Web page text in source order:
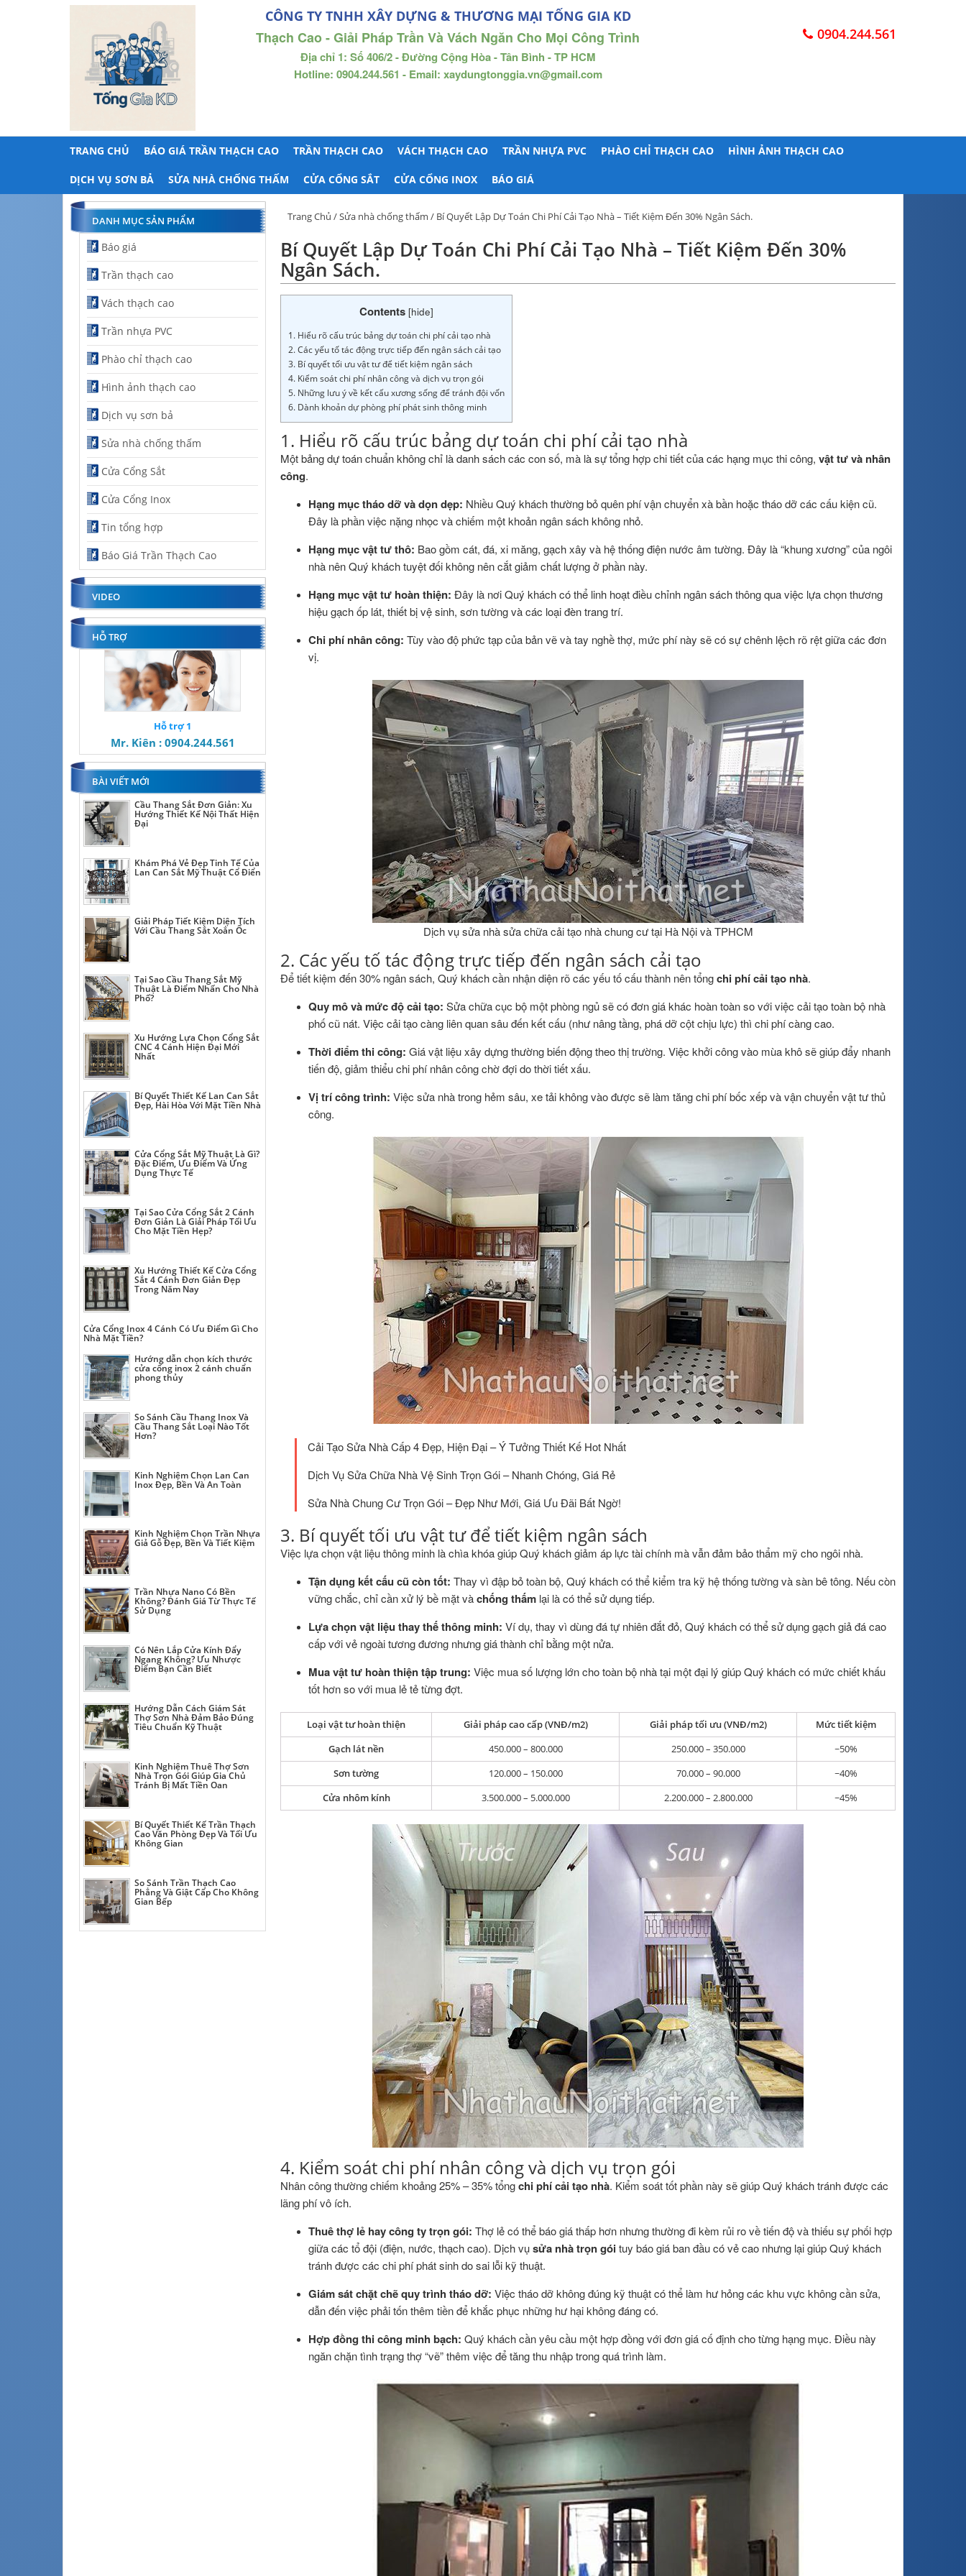
CÔNG TY TNHH XÂY DỰNG & THƯƠNG MẠI TỐNG GIA KD
Thạch Cao - Giải Pháp Trần Và Vách Ngăn Cho Mọi Công Trình
Địa chỉ 1: Số 406/2 - Đường Cộng Hòa - Tân Bình - TP HCM
Hotline: 0904.244.561 - Email: xaydungtonggia.vn@gmail.com
0904.244.561
TRANG CHỦ BÁO GIÁ TRẦN THẠCH CAO TRẦN THẠCH CAO VÁCH THẠCH CAO TRẦN NHỰA PVC PHÀO CHỈ THẠCH CAO HÌNH ẢNH THẠCH CAO
DỊCH VỤ SƠN BẢ SỬA NHÀ CHỐNG THẤM CỬA CỔNG SẮT CỬA CỔNG INOX BÁO GIÁ
Trang Chủ /Sửa nhà chống thấm / Bí Quyết Lập Dự Toán Chi Phí Cải Tạo Nhà – Tiết Kiệm Đến 30% Ngân Sách.
Bí Quyết Lập Dự Toán Chi Phí Cải Tạo Nhà – Tiết Kiệm Đến 30%
Ngân Sách.
Contents [hide]
1. Hiểu rõ cấu trúc bảng dự toán chi phí cải tạo nhà
2. Các yếu tố tác động trực tiếp đến ngân sách cải tạo
3. Bí quyết tối ưu vật tư để tiết kiệm ngân sách
4. Kiểm soát chi phí nhân công và dịch vụ trọn gói
5. Những lưu ý về kết cấu xương sống để tránh đội vốn
6. Dành khoản dự phòng phí phát sinh thông minh
1. Hiểu rõ cấu trúc bảng dự toán chi phí cải tạo nhà
Một bảng dự toán chuẩn không chỉ là danh sách các con số, mà là sự tổng hợp chi tiết của các hạng mục thi công, vật tư và nhân
công.
Hạng mục tháo dỡ và dọn dẹp: Nhiều Quý khách thường bỏ quên phí vận chuyển xà bần hoặc tháo dỡ các cấu kiện cũ.
Đây là phần việc nặng nhọc và chiếm một khoản ngân sách không nhỏ.
Hạng mục vật tư thô: Bao gồm cát, đá, xi măng, gạch xây và hệ thống điện nước âm tường. Đây là “khung xương” của ngôi
nhà nên Quý khách tuyệt đối không nên cắt giảm chất lượng ở phần này.
Hạng mục vật tư hoàn thiện: Đây là nơi Quý khách có thể linh hoạt điều chỉnh ngân sách thông qua việc lựa chọn thương
hiệu gạch ốp lát, thiết bị vệ sinh, sơn tường và các loại đèn trang trí.
Chi phí nhân công: Tùy vào độ phức tạp của bản vẽ và tay nghề thợ, mức phí này sẽ có sự chênh lệch rõ rệt giữa các đơn
vị.
Dịch vụ sửa nhà sửa chữa cải tạo nhà chung cư tại Hà Nội và TPHCM
2. Các yếu tố tác động trực tiếp đến ngân sách cải tạo
Để tiết kiệm đến 30% ngân sách, Quý khách cần nhận diện rõ các yếu tố cấu thành nên tổngchi phí cải tạo nhà.
Quy mô và mức độ cải tạo: Sửa chữa cục bộ một phòng ngủ sẽ có đơn giá khác hoàn toàn so với việc cải tạo toàn bộ nhà
phố cũ nát. Việc cải tạo càng liên quan sâu đến kết cấu (như nâng tầng, phá dỡ cột chịu lực) thì chi phí càng cao.
Thời điểm thi công: Giá vật liệu xây dựng thường biến động theo thị trường. Việc khởi công vào mùa khô sẽ giúp đẩy nhanh
tiến độ, giảm thiểu chi phí nhân công chờ đợi do thời tiết xấu.
Vị trí công trình: Việc sửa nhà trong hẻm sâu, xe tải không vào được sẽ làm tăng chi phí bốc xếp và vận chuyển vật tư thủ
công.
Cải Tạo Sửa Nhà Cấp 4 Đẹp, Hiện Đại – Ý Tưởng Thiết Kế Hot Nhất
Dịch Vụ Sửa Chữa Nhà Vệ Sinh Trọn Gói – Nhanh Chóng, Giá Rẻ
Sửa Nhà Chung Cư Trọn Gói – Đẹp Như Mới, Giá Ưu Đãi Bất Ngờ!
3. Bí quyết tối ưu vật tư để tiết kiệm ngân sách
Việc lựa chọn vật liệu thông minh là chìa khóa giúp Quý khách giảm áp lực tài chính mà vẫn đảm bảo thẩm mỹ cho ngôi nhà.
Tận dụng kết cấu cũ còn tốt: Thay vì đập bỏ toàn bộ, Quý khách có thể kiểm tra kỹ hệ thống tường và sàn bê tông. Nếu còn
vững chắc, chỉ cần xử lý bề mặt vàchống thấm lại là có thể sử dụng tiếp.
Lựa chọn vật liệu thay thế thông minh: Ví dụ, thay vì dùng đá tự nhiên đắt đỏ, Quý khách có thể sử dụng gạch giả đá cao
cấp với vẻ ngoài tương đương nhưng giá thành chỉ bằng một nửa.
Mua vật tư hoàn thiện tập trung: Việc mua số lượng lớn cho toàn bộ nhà tại một đại lý giúp Quý khách có mức chiết khấu
tốt hơn so với mua lẻ tẻ từng đợt.
Loại vật tư hoàn thiện Giải pháp cao cấp (VNĐ/m2) Giải pháp tối ưu (VNĐ/m2)
Mức tiết kiệm
Gạch lát nền
450.000 – 800.000 250.000 – 350.000
~50%
Sơn tường
120.000 – 150.000 70.000 – 90.000
~40%
Cửa nhôm kính
3.500.000 – 5.000.000 2.200.000 – 2.800.000 ~45%
4. Kiểm soát chi phí nhân công và dịch vụ trọn gói
Nhân công thường chiếm khoảng 25% – 35% tổngchi phí cải tạo nhà. Kiểm soát tốt phần này sẽ giúp Quý khách tránh được các
lãng phí vô ích.
Thuê thợ lẻ hay công ty trọn gói: Thợ lẻ có thể báo giá thấp hơn nhưng thường đi kèm rủi ro về tiến độ và thiếu sự phối hợp
giữa các tổ đội (điện, nước, thạch cao). Dịch vụsửa nhà trọn góituy báo giá ban đầu có vẻ cao nhưng lại giúp Quý khách
tránh được các chi phí phát sinh do sai lỗi kỹ thuật.
Giám sát chặt chẽ quy trình tháo dỡ: Việc tháo dỡ không đúng kỹ thuật có thể làm hư hỏng các khu vực không cần sửa,
dẫn đến việc phải tốn thêm tiền để khắc phục những hư hại không đáng có.
Hợp đồng thi công minh bạch: Quý khách cần yêu cầu một hợp đồng với đơn giá cố định cho từng hạng mục. Điều này
ngăn chặn tình trạng thợ “vẽ” thêm việc để tăng thu nhập trong quá trình làm.
DANH MỤC SẢN PHẨM
Báo giá
Trần thạch cao
Vách thạch cao
Trần nhựa PVC
Phào chỉ thạch cao
Hình ảnh thạch cao
Dịch vụ sơn bả
Sửa nhà chống thấm
Cửa Cổng Sắt
Cửa Cổng Inox
Tin tổng hợp
Báo Giá Trần Thạch Cao
VIDEO
HỖ TRỢ
Hỗ trợ 1
Mr. Kiên : 0904.244.561
BÀI VIẾT MỚI
Cầu Thang Sắt Đơn Giản: Xu
Hướng Thiết Kế Nội Thất Hiện
Đại
Khám Phá Vẻ Đẹp Tinh Tế Của
Lan Can Sắt Mỹ Thuật Cổ Điển
Giải Pháp Tiết Kiệm Diện Tích
Với Cầu Thang Sắt Xoắn Ốc
Tại Sao Cầu Thang Sắt Mỹ
Thuật Là Điểm Nhấn Cho Nhà
Phố?
Xu Hướng Lựa Chọn Cổng Sắt
CNC 4 Cánh Hiện Đại Mới
Nhất
Bí Quyết Thiết Kế Lan Can Sắt
Đẹp, Hài Hòa Với Mặt Tiền Nhà
Cửa Cổng Sắt Mỹ Thuật Là Gì?
Đặc Điểm, Ưu Điểm Và Ứng
Dụng Thực Tế
Tại Sao Cửa Cổng Sắt 2 Cánh
Đơn Giản Là Giải Pháp Tối Ưu
Cho Mặt Tiền Hẹp?
Xu Hướng Thiết Kế Cửa Cổng
Sắt 4 Cánh Đơn Giản Đẹp
Trong Năm Nay
Cửa Cổng Inox 4 Cánh Có Ưu Điểm Gì Cho
Nhà Mặt Tiền?
Hướng dẫn chọn kích thước
cửa cổng inox 2 cánh chuẩn
phong thủy
So Sánh Cầu Thang Inox Và
Cầu Thang Sắt Loại Nào Tốt
Hơn?
Kinh Nghiệm Chọn Lan Can
Inox Đẹp, Bền Và An Toàn
Kinh Nghiệm Chọn Trần Nhựa
Giả Gỗ Đẹp, Bền Và Tiết Kiệm
Trần Nhựa Nano Có Bền
Không? Đánh Giá Từ Thực Tế
Sử Dụng
Có Nên Lắp Cửa Kính Đẩy
Ngang Không? Ưu Nhược
Điểm Bạn Cần Biết
Hướng Dẫn Cách Giám Sát
Thợ Sơn Nhà Đảm Bảo Đúng
Tiêu Chuẩn Kỹ Thuật
Kinh Nghiệm Thuê Thợ Sơn
Nhà Trọn Gói Giúp Gia Chủ
Tránh Bị Mất Tiền Oan
Bí Quyết Thiết Kế Trần Thạch
Cao Văn Phòng Đẹp Và Tối Ưu
Không Gian
So Sánh Trần Thạch Cao
Phẳng Và Giật Cấp Cho Không
Gian Bếp